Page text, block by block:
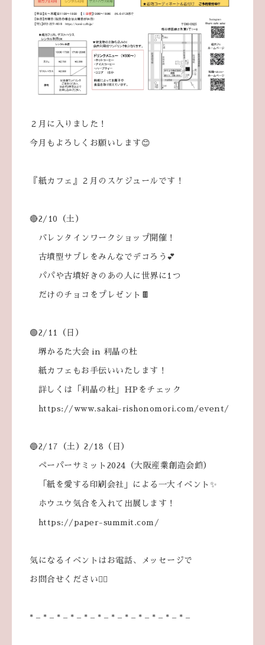
２月に入りました！
今月もよろしくお願いします😊
『紙カフェ』２月のスケジュールです！
🔴2/10（土）
バレンタインワークショップ開催！
古墳型サブレをみんなでデコろう💕
パパや古墳好きのあの人に世界に1つ
だけのチョコをプレゼント🍫
🟢2/11（日）
堺かるた大会 in 利晶の杜
紙カフェもお手伝いいたします！
詳しくは「利晶の杜」HPをチェック
https://www.sakai-rishonomori.com/event/
🔵2/17（土）2/18（日）
ペーパーサミット2024（大阪産業創造会館）
「紙を愛する印刷会社」による一大イベント✨
ホウユウ気合を入れて出展します！
https://paper-summit.com/
気になるイベントはお電話、メッセージで
お問合せください💁‍♀️
* – * – * – * – * – * – * – * – * – * – * – * –